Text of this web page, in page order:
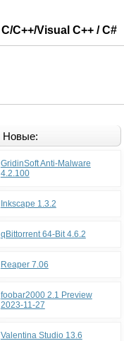
C/C++/Visual C++ / C#
Новые:
GridinSoft Anti-Malware
4.2.100
Inkscape 1.3.2
qBittorrent 64-Bit 4.6.2
Reaper 7.06
foobar2000 2.1 Preview
2023-11-27
Valentina Studio 13.6